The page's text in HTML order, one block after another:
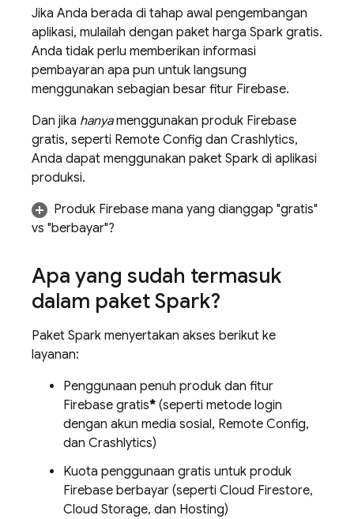
Jika Anda berada di tahap awal pengembangan
aplikasi, mulailah dengan paket harga Spark gratis.
Anda tidak perlu memberikan informasi
pembayaran apa pun untuk langsung
menggunakan sebagian besar fitur Firebase.
Dan jika hanyamenggunakan produk Firebase
gratis, seperti Remote Config dan Crashlytics,
Anda dapat menggunakan paket Spark di aplikasi
produksi.
Produk Firebase mana yang dianggap "gratis"
vs "berbayar"?
Apa yang sudah termasuk
dalam paket Spark?
Paket Spark menyertakan akses berikut ke
layanan:
Penggunaan penuh produk dan fitur
Firebase gratis* (seperti metode login
dengan akun media sosial, Remote Config,
dan Crashlytics)
Kuota penggunaan gratis untuk produk
Firebase berbayar (seperti Cloud Firestore,
Cloud Storage, dan Hosting)